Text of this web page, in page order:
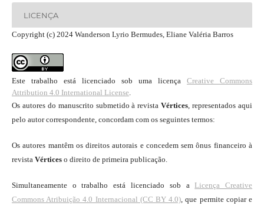
LICENÇA
Copyright (c) 2024 Wanderson Lyrio Bermudes, Eliane Valéria Barros
Este trabalho está licenciado sob uma licençaCreative Commons
Attribution 4.0 International License.
Os autores do manuscrito submetido à revistaVértices, representados aqui
pelo autor correspondente, concordam com os seguintes termos:
Os autores mantêm os direitos autorais e concedem sem ônus financeiro à
revista Vértices o direito de primeira publicação.
Simultaneamente o trabalho está licenciado sob a Licença Creative
Commons Atribuição 4.0 Internacional (CC BY 4.0), que permite copiar e